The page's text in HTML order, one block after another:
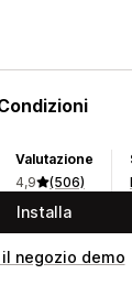
Valutazione
4,9
(506)
Installa
negozio demo